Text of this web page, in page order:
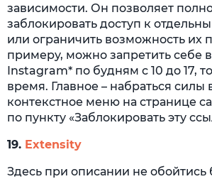
зависимости. Он позволяет
заблокировать доступ к
или ограничить возможность их
примеру, можно запретить себе
Instagram* по будням с 10 до 17,
время. Главное – набраться силы
контекстное меню на странице
по пункту «Заблокировать эту
19. Extensity
Здесь при описании не обойтись